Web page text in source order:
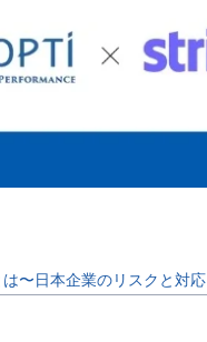
〜日本企業のリスクと対応